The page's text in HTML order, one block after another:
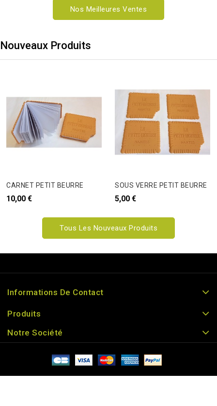
Nos Meilleures Ventes
Nouveaux Produits
CARNET PETIT BEURRE
10,00 €
SOUS VERRE PETIT BEURRE
5,00 €
Tous Les Nouveaux Produits
Informations De Contact
Produits
Notre Société